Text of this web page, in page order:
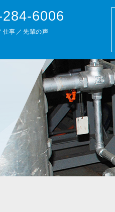
6006
仕事
先輩の声